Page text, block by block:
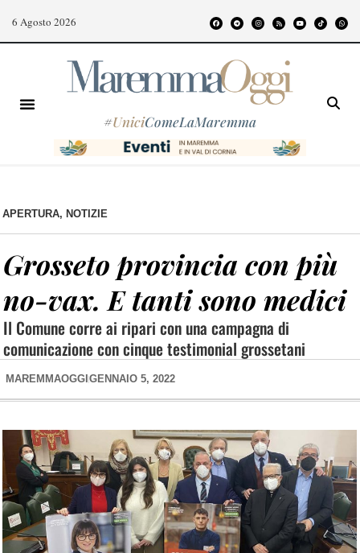
6 Agosto 2026
#UniciComeLaMaremma
APERTURA, NOTIZIE
Grosseto provincia con più
no-vax. E tanti sono medici
Il Comune corre ai ripari con una campagna di
comunicazione con cinque testimonial grossetani
MAREMMAOGGI GENNAIO 5, 2022